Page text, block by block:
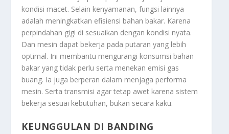
kondisi macet. Selain kenyamanan, fungsi lainnya
adalah meningkatkan efisiensi bahan bakar. Karena
perpindahan gigi di sesuaikan dengan kondisi nyata.
Dan mesin dapat bekerja pada putaran yang lebih
optimal. Ini membantu mengurangi konsumsi bahan
bakar yang tidak perlu serta menekan emisi gas
buang. Ia juga berperan dalam menjaga performa
mesin. Serta transmisi agar tetap awet karena sistem
bekerja sesuai kebutuhan, bukan secara kaku.
KEUNGGULAN DI BANDING